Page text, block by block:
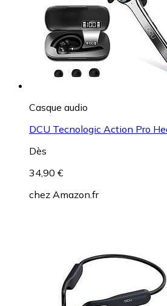
Casque audio
DCU Tecnologic Action Pro
Dès
34,90 €
chez Amazon.fr